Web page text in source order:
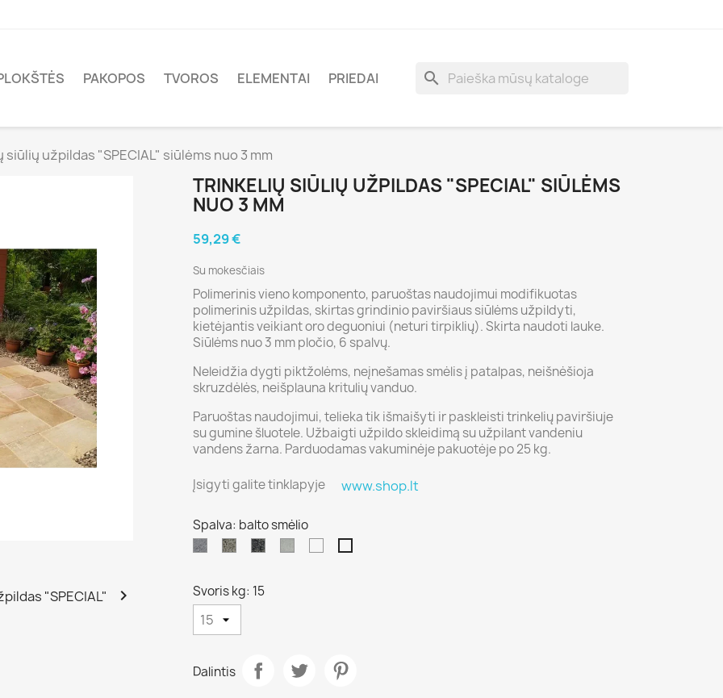
PAKOPOS TVOROS ELEMENTAI PRIEDAI search
siūlių užpildas "SPECIAL" siūlėms nuo 3 mm

TRINKELIŲ SIŪLIŲ UŽPILDAS "SPECIAL" SIŪLĖMS
NUO 3 MM
59,29 €
Su mokesčiais
Polimerinis vieno komponento, paruoštas naudojimui modifikuotas
polimerinis užpildas, skirtas grindinio paviršiaus siūlėms užpildyti,
kietėjantis veikiant oro deguoniui (neturi tirpiklių). Skirta naudoti lauke.
Siūlėms nuo 3 mm pločio, 6 spalvų.
Neleidžia dygti piktžolėms, neįnešamas smėlis į patalpas, neišnėšioja
skruzdėlės, neišplauna kritulių vanduo.
Paruoštas naudojimui, telieka tik išmaišyti ir paskleisti trinkelių paviršiuje
su gumine šluotele. Užbaigti užpildo skleidimą su užpilant vandeniu
vandens žarna. Parduodamas vakuminėje pakuotėje po 25 kg.
Įsigyti galite tinklapyje www.shop.lt
Spalva: balto smėlio
grafitogranitobazaltas
Svoris kg: 15
Dalintis